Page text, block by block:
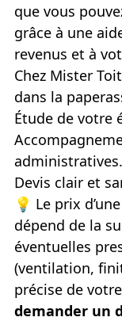
que vous
grâce à une
revenus et à
Chez Mister
dans la
Étude de votre
administratives.
Devis clair et
💡 Le prix
dépend de la
éventuelles
(ventilation,
précise de
demander un